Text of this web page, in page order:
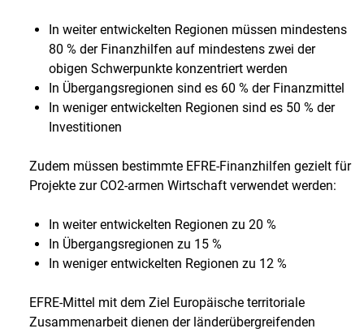
In weiter entwickelten Regionen müssen mindestens
80 % der Finanzhilfen auf mindestens zwei der
obigen Schwerpunkte konzentriert werden
In Übergangsregionen sind es 60 % der Finanzmittel
In weniger entwickelten Regionen sind es 50 % der
Investitionen
Zudem müssen bestimmte EFRE-Finanzhilfen gezielt für
Projekte zur CO2-armen Wirtschaft verwendet werden:
In weiter entwickelten Regionen zu 20 %
In Übergangsregionen zu 15 %
In weniger entwickelten Regionen zu 12 %
EFRE-Mittel mit dem Ziel Europäische territoriale
Zusammenarbeit dienen der länderübergreifenden